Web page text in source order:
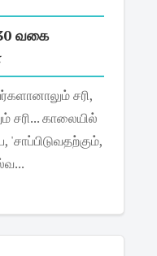
வகை
சரி,
சரி... காலையில்